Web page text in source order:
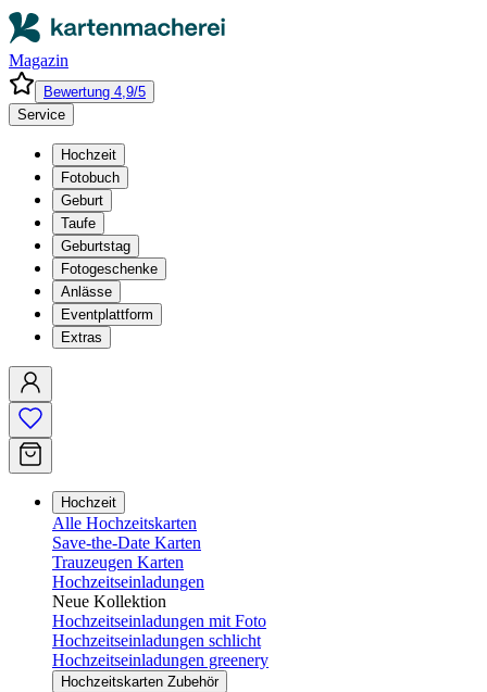
Magazin
Bewertung 4,9/5
Service
Hochzeit
Fotobuch
Geburt
Taufe
Geburtstag
Fotogeschenke
Anlässe
Eventplattform
Extras
Hochzeit
Alle Hochzeitskarten
Save-the-Date Karten
Trauzeugen Karten
Hochzeitseinladungen
Neue Kollektion
Hochzeitseinladungen mit Foto
Hochzeitseinladungen schlicht
Hochzeitseinladungen greenery
Hochzeitskarten Zubehör